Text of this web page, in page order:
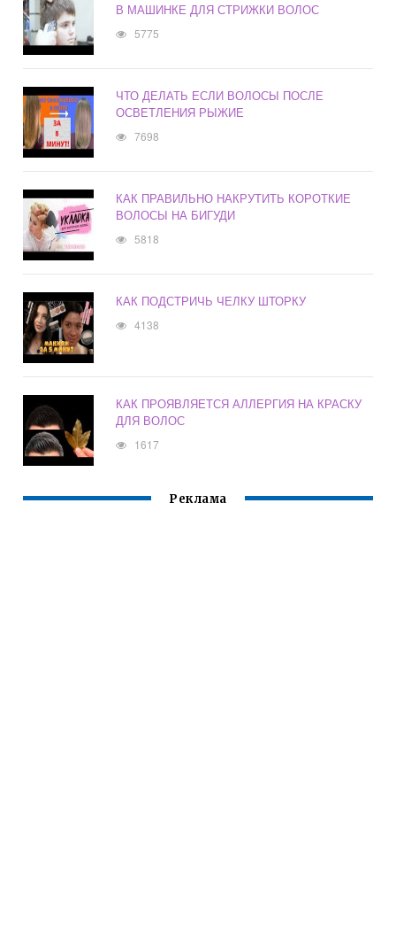
В МАШИНКЕ ДЛЯ СТРИЖКИ ВОЛОС
5775
ЧТО ДЕЛАТЬ ЕСЛИ ВОЛОСЫ ПОСЛЕ
ОСВЕТЛЕНИЯ РЫЖИЕ
7698
КАК ПРАВИЛЬНО НАКРУТИТЬ КОРОТКИЕ
ВОЛОСЫ НА БИГУДИ
5818
КАК ПОДСТРИЧЬ ЧЕЛКУ ШТОРКУ
4138
КАК ПРОЯВЛЯЕТСЯ АЛЛЕРГИЯ НА КРАСКУ
ДЛЯ ВОЛОС
1617
Реклама